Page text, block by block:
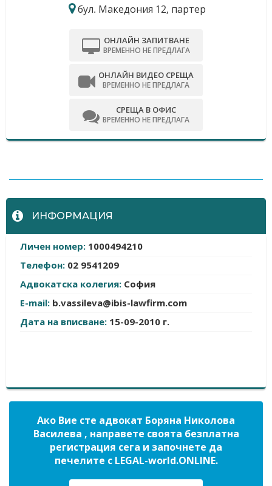
бул. Македония 12, партер
ОНЛАЙН ЗАПИТВАНЕ
ВРЕМЕННО НЕ ПРЕДЛАГА
ОНЛАЙН ВИДЕО СРЕЩА
ВРЕМЕННО НЕ ПРЕДЛАГА
СРЕЩА В ОФИС
ВРЕМЕННО НЕ ПРЕДЛАГА
ИНФОРМАЦИЯ
Личен номер: 1000494210
Телефон: 02 9541209
Адвокатска колегия: София
E-mail: b.vassileva@ibis-lawfirm.com
Дата на вписване: 15-09-2010 г.
Ако Вие сте адвокат Боряна Николова
Василева , направете своята безплатна
регистрация сега и започнете да
печелите с LEGAL-world.ONLINE.